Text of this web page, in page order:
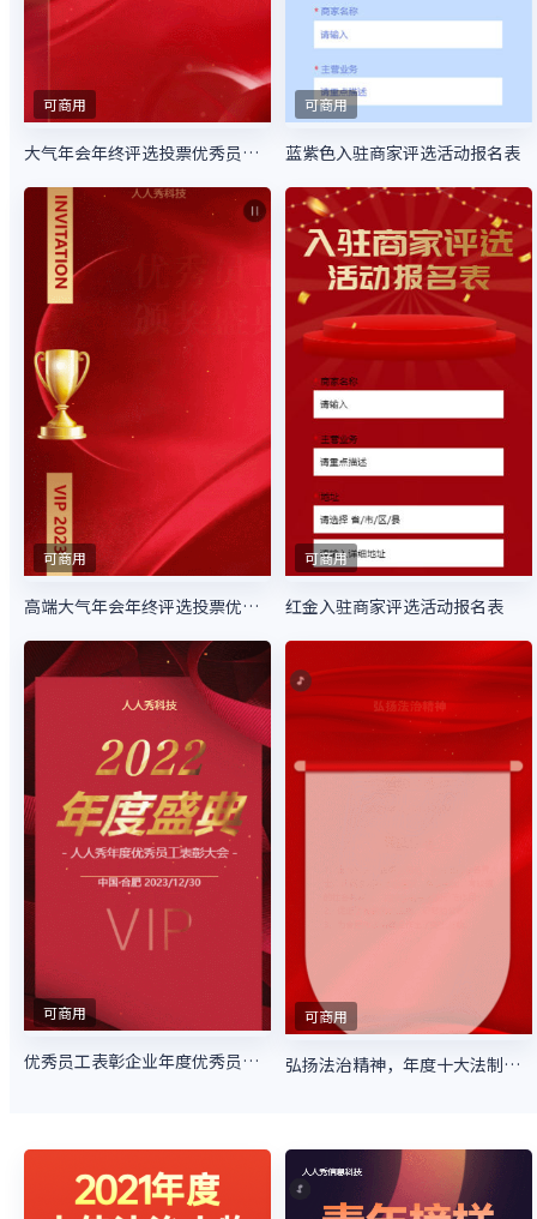
可商用
大气年会年终评选投票优秀员工评选大会
可商用
蓝紫色入驻商家评选活动报名表
可商用
高端大气年会年终评选投票优秀员工评选大会
可商用
红金入驻商家评选活动报名表
可商用
优秀员工表彰企业年度优秀员工评选宣传
可商用
弘扬法治精神，年度十大法制人物评选